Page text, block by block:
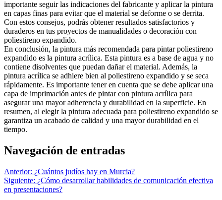
importante seguir las indicaciones del fabricante y aplicar la pintura
en capas finas para evitar que el material se deforme o se derrita.
Con estos consejos, podrás obtener resultados satisfactorios y
duraderos en tus proyectos de manualidades o decoración con
poliestireno expandido.
En conclusión, la pintura más recomendada para pintar poliestireno
expandido es la pintura acrílica. Esta pintura es a base de agua y no
contiene disolventes que puedan dañar el material. Además, la
pintura acrílica se adhiere bien al poliestireno expandido y se seca
rápidamente. Es importante tener en cuenta que se debe aplicar una
capa de imprimación antes de pintar con pintura acrílica para
asegurar una mayor adherencia y durabilidad en la superficie. En
resumen, al elegir la pintura adecuada para poliestireno expandido se
garantiza un acabado de calidad y una mayor durabilidad en el
tiempo.
Navegación de entradas
Anterior: ¿Cuántos judíos hay en Murcia?
Siguiente: ¿Cómo desarrollar habilidades de comunicación efectiva
en presentaciones?